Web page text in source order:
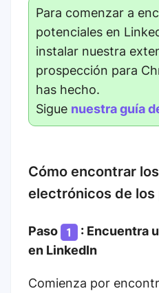
Para comenzar a
potenciales en
instalar nuestra
prospección para
has hecho.
Sigue nuestra guía
Cómo encontrar
electrónicos de
Paso
: Encuentra
en LinkedIn
Comienza por